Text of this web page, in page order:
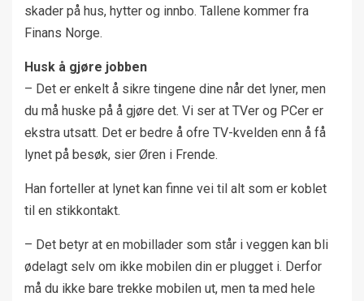
skader på hus, hytter og innbo. Tallene kommer fra
Finans Norge.
Husk å gjøre jobben
– Det er enkelt å sikre tingene dine når det lyner, men
du må huske på å gjøre det. Vi ser at TVer og PCer er
ekstra utsatt. Det er bedre å ofre TV-kvelden enn å få
lynet på besøk, sier Øren i Frende.
Han forteller at lynet kan finne vei til alt som er koblet
til en stikkontakt.
– Det betyr at en mobillader som står i veggen kan bli
ødelagt selv om ikke mobilen din er plugget i. Derfor
må du ikke bare trekke mobilen ut, men ta med hele